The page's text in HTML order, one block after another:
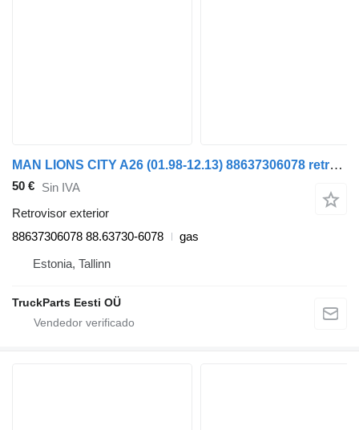
MAN LIONS CITY A26 (01.98-12.13) 88637306078 retrovisor exterior para MAN Lion's bus (1991-) autobús
50 € Sin IVA
Retrovisor exterior
88637306078 88.63730-6078
gas
Estonia, Tallinn
TruckParts Eesti OÜ